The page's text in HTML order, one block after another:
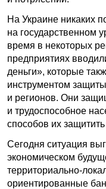
На Украине никаких
на государственном
время в некоторых
предприятиях
деньги», которые
инструментом
и регионов. Они
и трудоспособное
способов их
Сегодня ситуация
экономическом
территориально-
ориентированные